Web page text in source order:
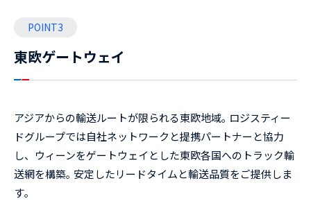
POINT3
東欧ゲートウェイ
アジアからの輸送ルートが限られる東欧地域｡ ロジスティー
ドグループでは自社ネットワークと提携パートナーと協力
し、ウィーンをゲートウェイとした東欧各国へのトラック輸
送網を構築｡ 安定したリードタイムと輸送品質をご提供しま
す｡